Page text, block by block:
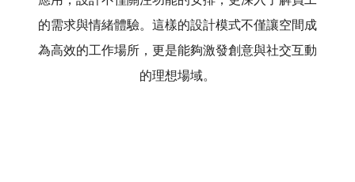
的需求與情緒體驗。這樣的設計模式不僅讓空間成
為高效的工作場所，更是能夠激發創意與社交互動
的理想場域。